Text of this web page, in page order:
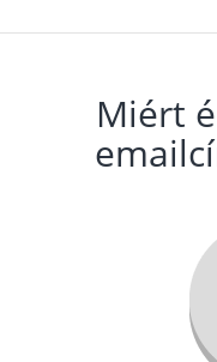
Miért